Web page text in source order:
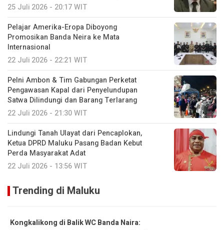
25 Juli 2026 - 20:17 WIT
Pelajar Amerika-Eropa Diboyong
Promosikan Banda Neira ke Mata
Internasional
22 Juli 2026 - 22:21 WIT
Pelni Ambon & Tim Gabungan Perketat
Pengawasan Kapal dari Penyelundupan
Satwa Dilindungi dan Barang Terlarang
22 Juli 2026 - 21:30 WIT
Lindungi Tanah Ulayat dari Pencaplokan,
Ketua DPRD Maluku Pasang Badan Kebut
Perda Masyarakat Adat
22 Juli 2026 - 13:56 WIT
Trending di Maluku
Kongkalikong di Balik WC Banda Naira: